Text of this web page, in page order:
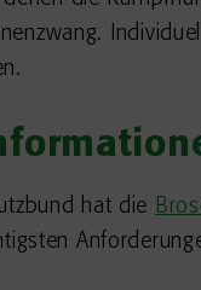
hat die